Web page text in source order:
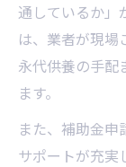
通しているか」
は、業者が現場
永代供養の手配
ます。
また、補助金申
サポートが充実